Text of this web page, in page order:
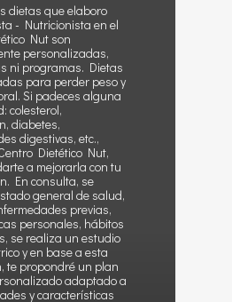
dietas que elaboro
- Nutricionista en el
Nut son
personalizadas,
ni programas. Dietas
para perder peso y
Si padeces alguna
colesterol,
diabetes,
digestivas, etc.,
Dietético Nut,
a mejorarla con tu
En consulta, se
general de salud,
previas,
personales, hábitos
se realiza un estudio
y en base a esta
te propondré un plan
adaptado a
y características